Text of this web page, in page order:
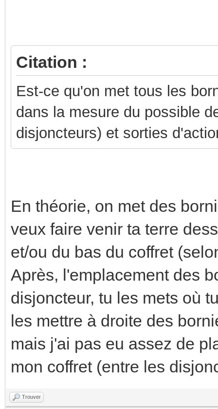
Citation :
Est-ce qu'on met tous les
dans la mesure du possible
disjoncteurs) et sorties
En théorie, on met des
veux faire venir ta terre
et/ou du bas du coffret
Après, l'emplacement des
disjoncteur, tu les mets où
les mettre à droite des
mais j'ai pas eu assez de
mon coffret (entre les
Trouver